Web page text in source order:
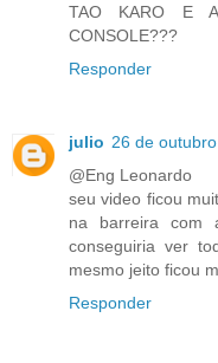
TAO KARO E
CONSOLE???
Responder
julio 26 de
@Eng Leonardo
seu video ficou
na barreira
conseguiria ver
mesmo jeito ficou
Responder